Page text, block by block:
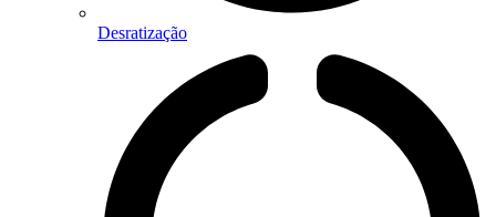
Desratização